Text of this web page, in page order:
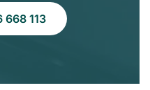
668 113